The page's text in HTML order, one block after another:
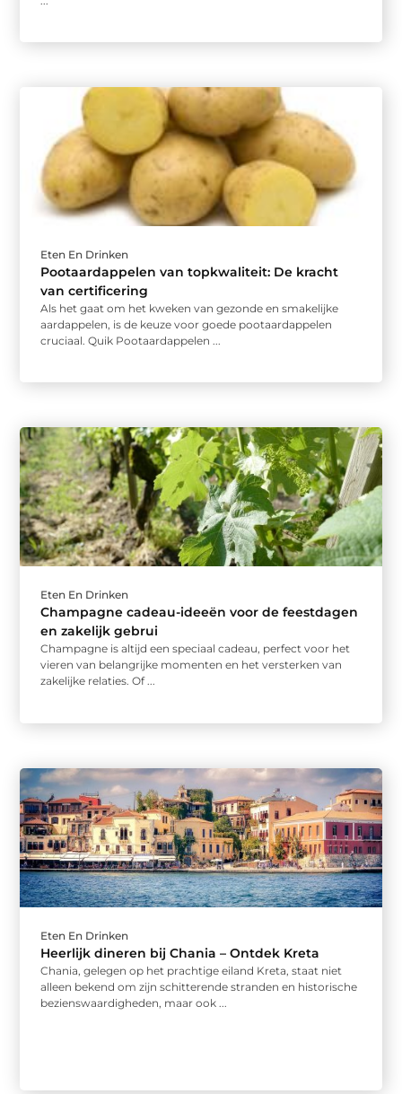
Eten En Drinken
Pootaardappelen van topkwaliteit: De kracht
van certificering
Als het gaat om het kweken van gezonde en smakelijke
aardappelen, is de keuze voor goede pootaardappelen
cruciaal. Quik Pootaardappelen ...
Eten En Drinken
Champagne cadeau-ideeën voor de feestdagen
en zakelijk gebrui
Champagne is altijd een speciaal cadeau, perfect voor het
vieren van belangrijke momenten en het versterken van
zakelijke relaties. Of ...
Eten En Drinken
Heerlijk dineren bij Chania – Ontdek Kreta
Chania, gelegen op het prachtige eiland Kreta, staat niet
alleen bekend om zijn schitterende stranden en historische
bezienswaardigheden, maar ook ...